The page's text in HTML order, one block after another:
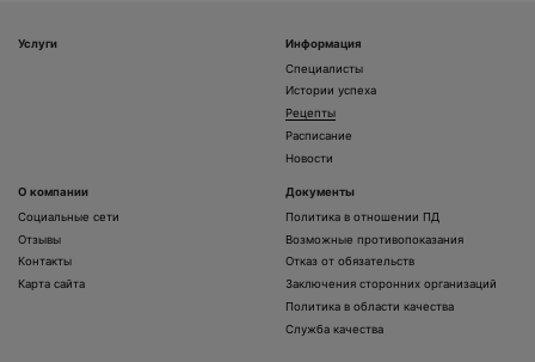
Услуги
Информация
Специалисты
Истории успеха
Рецепты
Расписание
Новости
О компании
Социальные сети
Отзывы
Контакты
Карта сайта
Документы
Политика в отношении ПД
Возможные противопоказания
Отказ от обязательств
Заключения сторонних организаций
Политика в области качества
Служба качества